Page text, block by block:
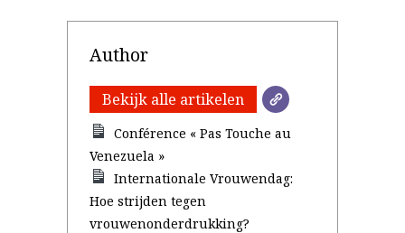
Author
Bekijk alle artikelen
Conférence « Pas Touche au
Venezuela »
Internationale Vrouwendag:
Hoe strijden tegen
vrouwenonderdrukking?